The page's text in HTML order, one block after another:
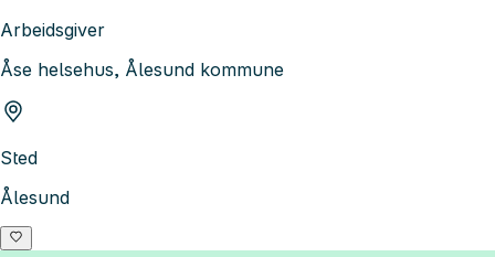
Arbeidsgiver
Åse helsehus, Ålesund kommune
Sted
Ålesund